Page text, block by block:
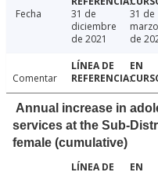
Fecha
31 de
diciembre
de 2021
31 de
marzo
de
Comentar
Annual increase in
services at the Sub-
female (cumulative)